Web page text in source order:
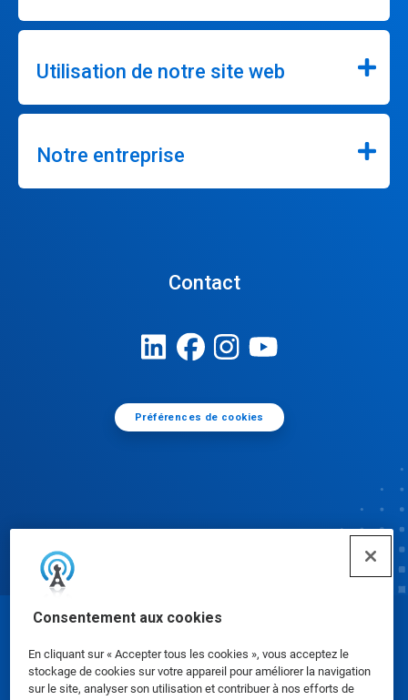
Consentement aux cookies
En cliquant sur « Accepter tous les cookies », vous acceptez le
stockage de cookies sur votre appareil pour améliorer la navigation
sur le site, analyser son utilisation et contribuer à nos efforts de
Utilisation de notre site web
Notre entreprise
Contact
Préférences de cookies
Fiches de données de sécurité|Politique de